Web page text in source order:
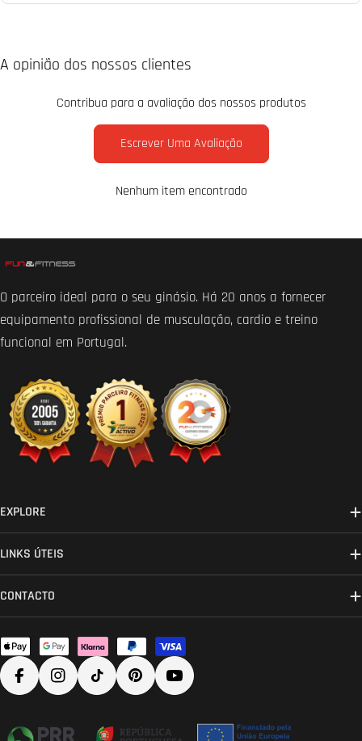
A opinião dos nossos clientes
Contribua para a avaliação dos nossos produtos
Escrever Uma Avaliação
Nenhum item encontrado
O parceiro ideal para o seu ginásio. Há 20 anos a fornecer
equipamento profissional de musculação, cardio e treino
funcional em Portugal.
EXPLORE
LINKS ÚTEIS
CONTACTO
Métodos
de
pagamento
FacebookInstagram
TikTokPinterestYouTube